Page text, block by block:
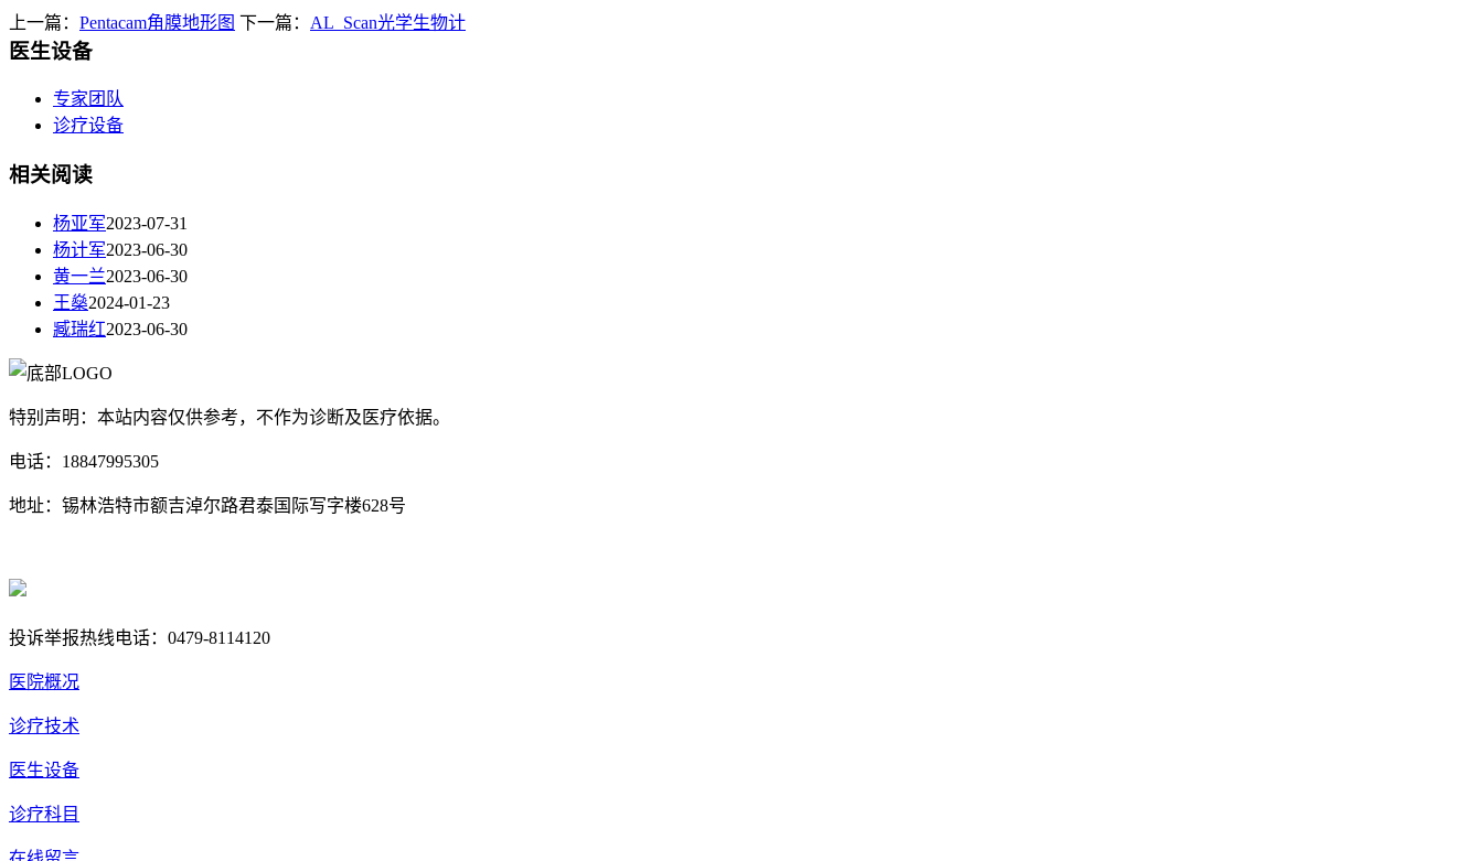
上一篇： Pentacam角膜地形图 下一篇： AL_Scan光学生物计
医生设备
专家团队
诊疗设备
相关阅读
杨亚军2023-07-31
杨计军2023-06-30
黄一兰2023-06-30
王燊2024-01-23
臧瑞红2023-06-30
特别声明：本站内容仅供参考，不作为诊断及医疗依据。
电话：18847995305
地址：锡林浩特市额吉淖尔路君泰国际写字楼628号
投诉举报热线电话：0479-8114120
医院概况
诊疗技术
医生设备
诊疗科目